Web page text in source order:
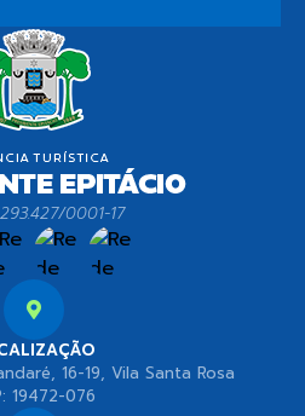
16-19, Vila Santa Rosa
19472-076
0001-17